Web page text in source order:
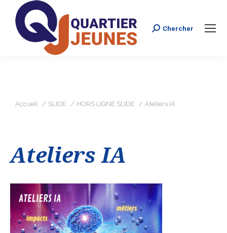
Search:
Chercher
Vous êtes ici :
Accueil SLIDE HORS LIGNE SLIDE Ateliers IA
Ateliers IA